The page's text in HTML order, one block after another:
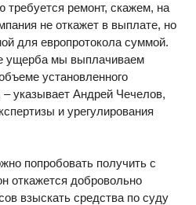
требуется ремонт, скажем, на
не откажет в выплате, но
для европротокола суммой.
ущерба мы выплачиваем
установленного
указывает Андрей Чечелов,
и урегулирования
попробовать получить с
откажется добровольно
взыскать средства по суду